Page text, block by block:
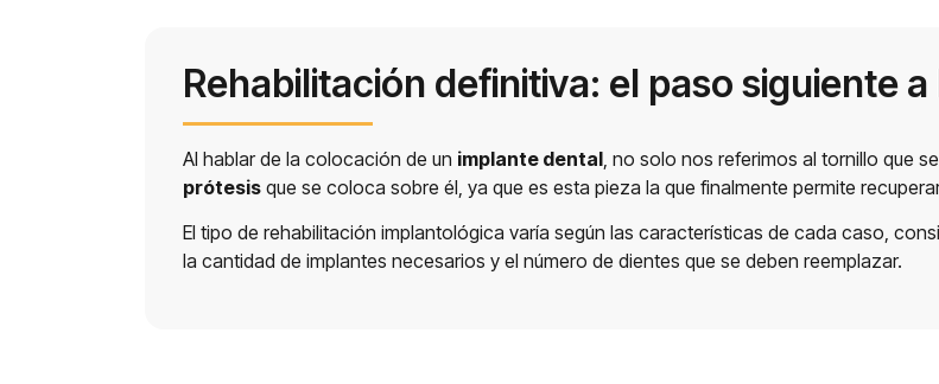
Rehabilitación definitiva: el paso siguiente
Al hablar de la colocación de un implante dental , no solo nos referimos al tornillo que
prótesis que se coloca sobre él, ya que es esta pieza la que finalmente permite
El tipo de rehabilitación implantológica varía según las características de cada caso,
la cantidad de implantes necesarios y el número de dientes que se deben reemplazar.